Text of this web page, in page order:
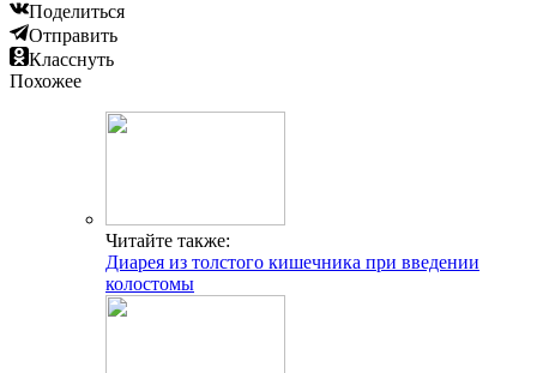
Поделиться
Отправить
Класснуть
Похожее
Читайте также:
Диарея из толстого кишечника при введении
колостомы